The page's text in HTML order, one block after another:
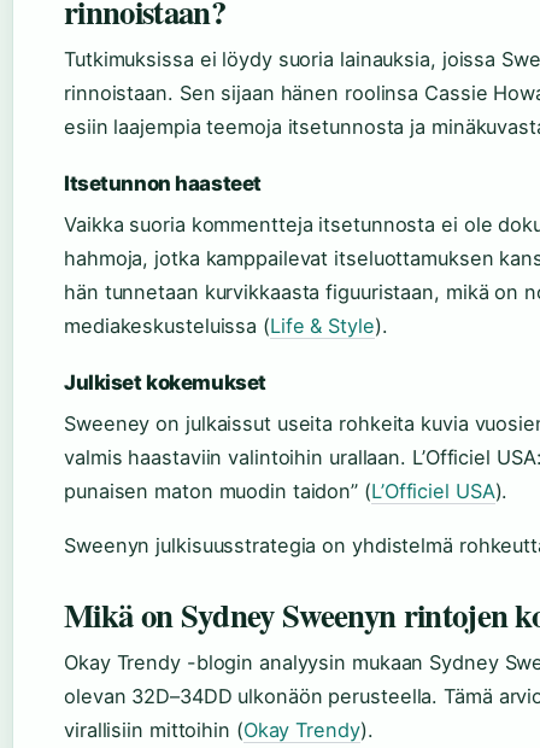
rinnoistaan?
Tutkimuksissa ei löydy suoria lainauksia, joissa
rinnoistaan. Sen sijaan hänen roolinsa Cassie
esiin laajempia teemoja itsetunnosta ja
Itsetunnon haasteet
Vaikka suoria kommentteja itsetunnosta ei ole
hahmoja, jotka kamppailevat itseluottamuksen
hän tunnetaan kurvikkaasta figuuristaan, mikä on
mediakeskusteluissa (Life & Style).
Julkiset kokemukset
Sweeney on julkaissut useita rohkeita kuvia
valmis haastaviin valintoihin urallaan. L’Officiel
punaisen maton muodin taidon” (L’Officiel USA).
Sweenyn julkisuusstrategia on yhdistelmä
Mikä on Sydney Sweenyn rintojen
Okay Trendy -blogin analyysin mukaan Sydney
olevan 32D–34DD ulkonäön perusteella. Tämä
virallisiin mittoihin (Okay Trendy).